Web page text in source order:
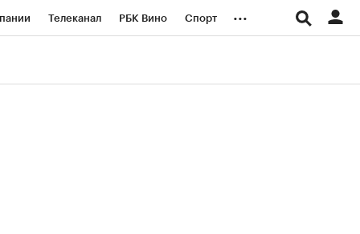
Телеканал РБК Вино Спорт ...